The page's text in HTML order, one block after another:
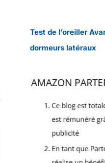
Test de l’oreiller
dormeurs latéraux